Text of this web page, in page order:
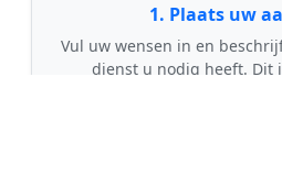
1. Plaats uw
Vul uw wensen in en
dienst u nodig heeft. Dit